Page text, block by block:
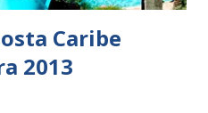
Caribe
2013